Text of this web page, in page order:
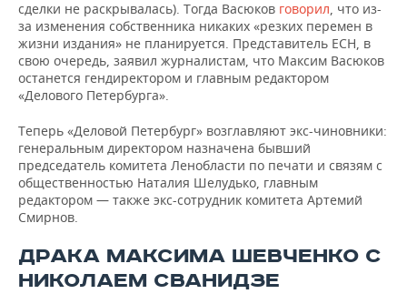
сделки не раскрывалась). Тогда Васюков говорил, что из-
за изменения собственника никаких «резких перемен в
жизни издания» не планируется. Представитель ЕСН, в
свою очередь, заявил журналистам, что Максим Васюков
останется гендиректором и главным редактором
«Делового Петербурга».
Теперь «Деловой Петербург» возглавляют экс-чиновники:
генеральным директором назначена бывший
председатель комитета Ленобласти по печати и связям с
общественностью Наталия Шелудько, главным
редактором — также экс-сотрудник комитета Артемий
Смирнов.
ДРАКА МАКСИМА ШЕВЧЕНКО С
НИКОЛАЕМ СВАНИДЗЕ